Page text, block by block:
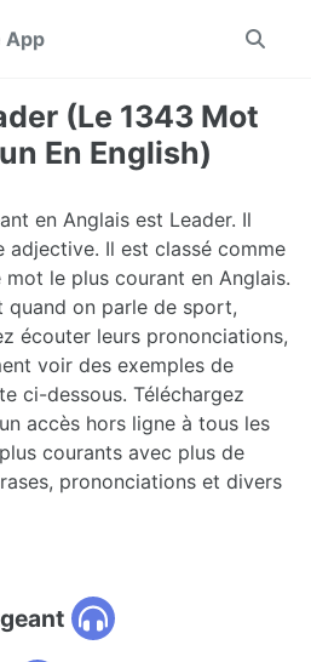
App
Toggle
(Le 1343 Mot
En English)
en Anglais est Leader. Il
adjective. Il est classé comme
le plus courant en Anglais.
quand on parle de sport,
écouter leurs prononciations,
voir des exemples de
ci-dessous. Téléchargez
accès hors ligne à tous les
courants avec plus de
prononciations et divers